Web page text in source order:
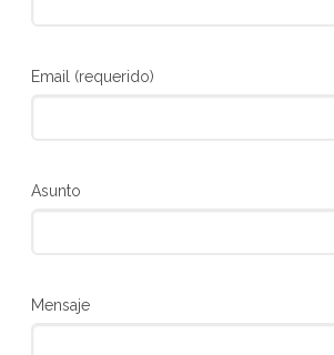
Email (requerido)
Asunto
Mensaje